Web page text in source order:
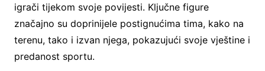
igrači tijekom svoje povijesti. Ključne figure
značajno su doprinijele postignućima tima, kako na
terenu, tako i izvan njega, pokazujući svoje vještine i
predanost sportu.